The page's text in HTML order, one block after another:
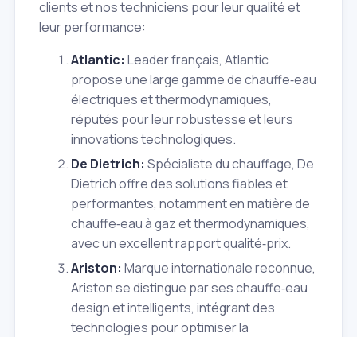
clients et nos techniciens pour leur qualité et
leur performance:
Atlantic: Leader français, Atlantic
propose une large gamme de chauffe‑eau
électriques et thermodynamiques,
réputés pour leur robustesse et leurs
innovations technologiques.
De Dietrich: Spécialiste du chauffage, De
Dietrich offre des solutions fiables et
performantes, notamment en matière de
chauffe‑eau à gaz et thermodynamiques,
avec un excellent rapport qualité‑prix.
Ariston: Marque internationale reconnue,
Ariston se distingue par ses chauffe‑eau
design et intelligents, intégrant des
technologies pour optimiser la